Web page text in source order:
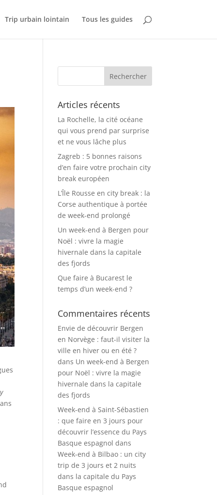
Trip urbain lointain Tous les guides
Articles récents
La Rochelle, la cité océane
qui vous prend par surprise
et ne vous lâche plus
Zagreb : 5 bonnes raisons
d’en faire votre prochain city
break européen
L’Île Rousse en city break : la
Corse authentique à portée
de week-end prolongé
Un week-end à Bergen pour
Noël : vivre la magie
hivernale dans la capitale
des fjords
Que faire à Bucarest le
temps d’un week-end ?
Commentaires récents
Envie de découvrir Bergen
en Norvège : faut-il visiter la
ville en hiver ou en été ?
dans Un week-end à Bergen
pour Noël : vivre la magie
hivernale dans la capitale
des fjords
Week-end à Saint-Sébastien
: que faire en 3 jours pour
découvrir l’essence du Pays
Basque espagnol dans
Week-end à Bilbao : un city
trip de 3 jours et 2 nuits
dans la capitale du Pays
Basque espagnol